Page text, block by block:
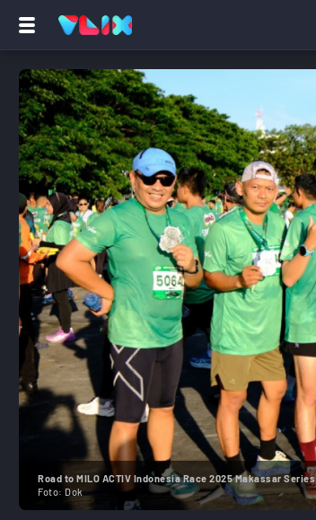
Road to MILO ACTIV Indonesia Race 2025 Makassar Series
Foto: Dok